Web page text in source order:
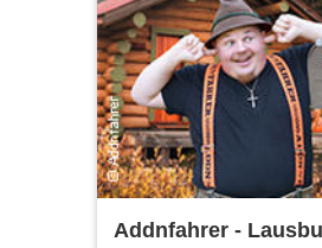
Addnfahrer -